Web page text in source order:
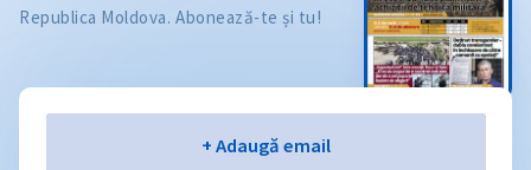
Republica Moldova. Abonează-te și tu!
+ Adaugă email